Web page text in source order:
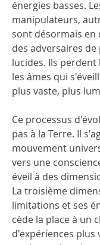
énergies basses.
manipulateurs,
sont désormais en
des adversaires de
lucides. Ils
les âmes qui
plus vaste, plus
Ce processus
pas à la Terre. Il
mouvement
vers une
éveil à des
La troisième
limitations et ses
cède la place à un
d'expériences plus